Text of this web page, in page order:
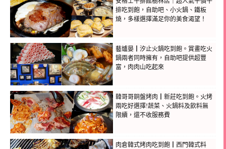
排吃到飽，自助吧、小火鍋、鐵板
燒，多樣選擇滿足你的美食渴望！
藝爐晏┃汐止火鍋吃到飽。賞畫吃火
鍋兩者同時擁有，自助吧提供超豐
富，肉肉山吃起來
韓哥哥銅盤烤肉┃新莊吃到飽。火烤
兩吃好選擇!蔬菜、火鍋料及飲料無
限續，還不收服務費
肉倉韓式烤肉吃到飽┃西門韓式料